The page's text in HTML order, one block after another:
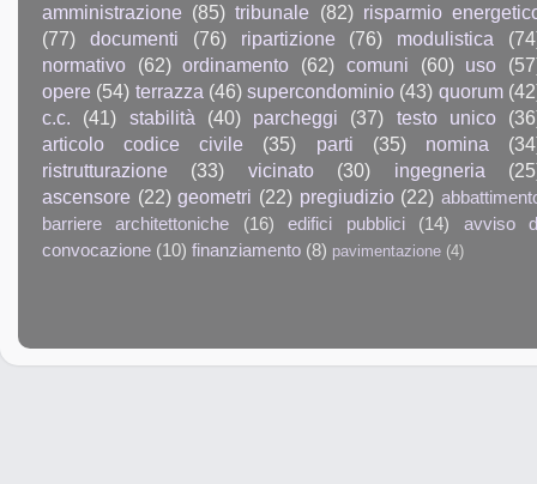
amministrazione (85) tribunale (82) risparmio
(77)
documenti (76) ripartizione (76) modulistica
normativo
(62) ordinamento (62) comuni (60) uso
opere (54) terrazza (46) supercondominio (43) quorum
c.c.
(41) stabilità (40) parcheggi (37) testo unico
articolo codice civile
(35) parti (35) nomina
ristrutturazione
(33) vicinato (30) ingegneria
ascensore (22) geometri (22) pregiudizio (22)
barriere architettoniche
(16) edifici pubblici (14)
avviso
convocazione (10) finanziamento (8) pavimentazione (4)